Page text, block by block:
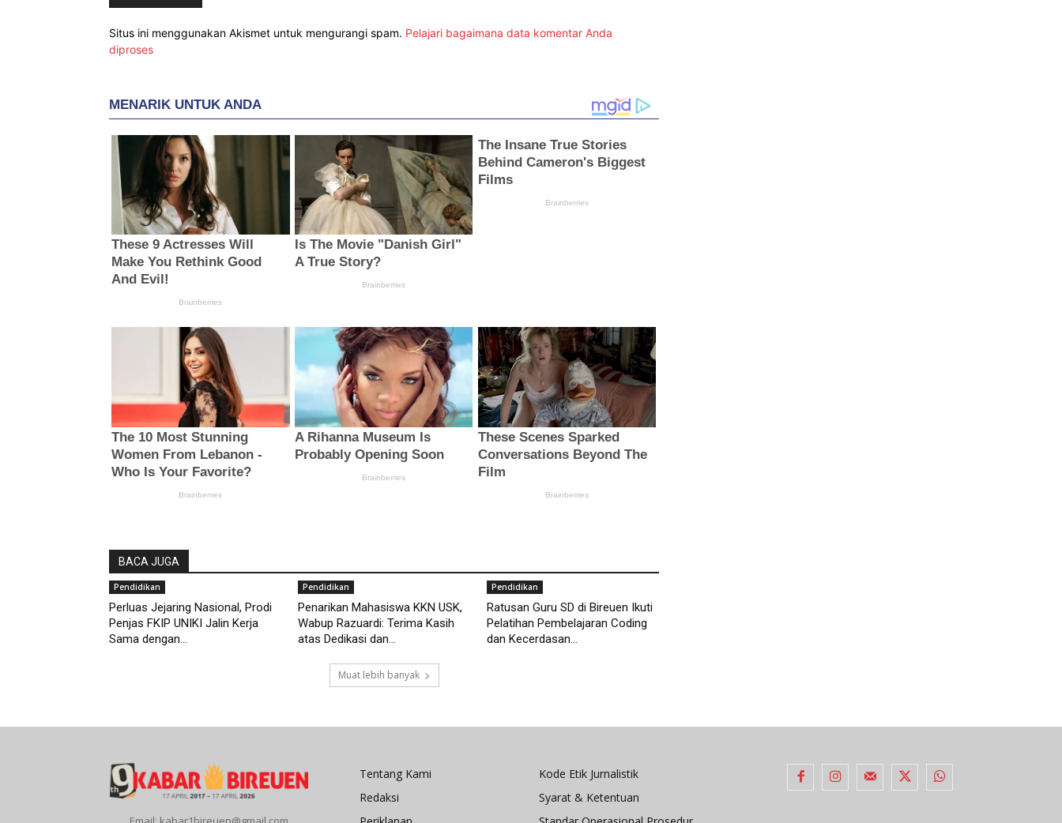
Situs ini menggunakan Akismet untuk mengurangi spam. Pelajari bagaimana data komentar Anda
diproses
BACA JUGA
Pendidikan
Perluas Jejaring Nasional, Prodi
Penjas FKIP UNIKI Jalin Kerja
Sama dengan...
Pendidikan
Penarikan Mahasiswa KKN USK,
Wabup Razuardi: Terima Kasih
atas Dedikasi dan...
Pendidikan
Ratusan Guru SD di Bireuen Ikuti
Pelatihan Pembelajaran Coding
dan Kecerdasan...
Muat lebih banyak
Tentang Kami
Redaksi
Kode Etik Jurnalistik
Syarat & Ketentuan